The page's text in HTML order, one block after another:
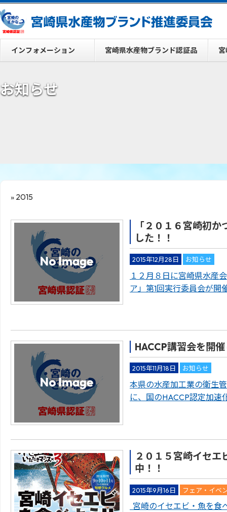
インフォメーション 宮崎県水産物ブランド認証品
お知らせ
» 2015
「２０１６宮崎初
した！！
2015年12月28日 お知らせ
１２月８日に宮崎県水産
ア」第1回実行委員会が
HACCP講習会を開
2015年11月18日 お知らせ
本県の水産加工業の衛生
に、国のHACCP認定加
２０１５宮崎イセエ
中！！
2015年9月16日 フェア・イベ
宮崎のイセエビ・魚を食